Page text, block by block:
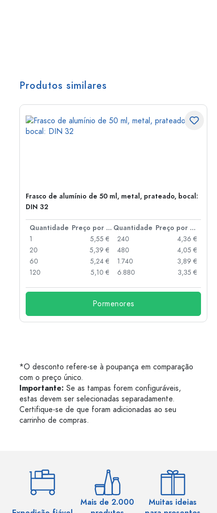
Produtos similares
Frasco de alumínio de 50 ml, metal, prateado, bocal:
DIN 32
Quantidade Preço por peça Quantidade
Preço por peça
1
5,55 €
20
5,39 €
60
5,24 €
120
5,10 €
240
4,36 €
480
4,05 €
1.740
3,89 €
6.880
3,35 €
Pormenores
*O desconto refere-se à poupança em comparação
com o preço único.
Importante: Se as tampas forem configuráveis,
estas devem ser selecionadas separadamente.
Certifique-se de que foram adicionadas ao seu
carrinho de compras.
Mais de 2.000
Muitas ideias